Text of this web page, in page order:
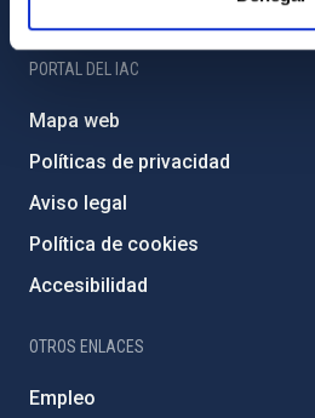
PORTAL DEL IAC
Mapa web
Políticas de privacidad
Aviso legal
Política de cookies
Accesibilidad
OTROS ENLACES
Empleo